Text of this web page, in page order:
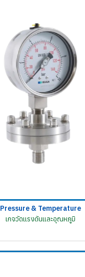
Pressure & Temperature
เกจวัดแรงดันและอุณหภูมิ